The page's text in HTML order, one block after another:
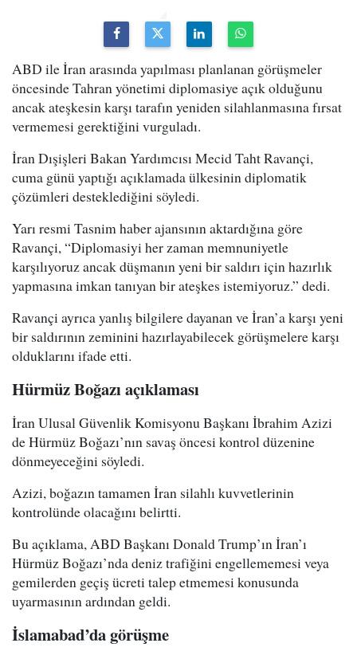
ABD ile İran arasında yapılması planlanan görüşmeler
öncesinde Tahran yönetimi diplomasiye açık olduğunu
ancak ateşkesin karşı tarafın yeniden silahlanmasına fırsat
vermemesi gerektiğini vurguladı.
İran Dışişleri Bakan Yardımcısı Mecid Taht Ravançi,
cuma günü yaptığı açıklamada ülkesinin diplomatik
çözümleri desteklediğini söyledi.
Yarı resmi Tasnim haber ajansının aktardığına göre
Ravançi, “Diplomasiyi her zaman memnuniyetle
karşılıyoruz ancak düşmanın yeni bir saldırı için hazırlık
yapmasına imkan tanıyan bir ateşkes istemiyoruz.” dedi.
Ravançi ayrıca yanlış bilgilere dayanan ve İran’a karşı yeni
bir saldırının zeminini hazırlayabilecek görüşmelere karşı
olduklarını ifade etti.
Hürmüz Boğazı açıklaması
İran Ulusal Güvenlik Komisyonu Başkanı İbrahim Azizi
de Hürmüz Boğazı’nın savaş öncesi kontrol düzenine
dönmeyeceğini söyledi.
Azizi, boğazın tamamen İran silahlı kuvvetlerinin
kontrolünde olacağını belirtti.
Bu açıklama, ABD Başkanı Donald Trump’ın İran’ı
Hürmüz Boğazı’nda deniz trafiğini engellememesi veya
gemilerden geçiş ücreti talep etmemesi konusunda
uyarmasının ardından geldi.
İslamabad’da görüşme